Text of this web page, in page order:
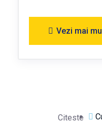
Vezi mai
Citeste